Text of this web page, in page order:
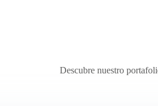
Descubre nuestro